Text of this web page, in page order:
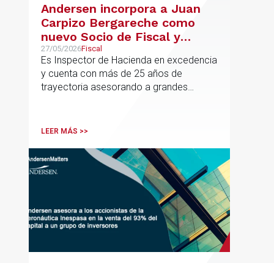
Andersen incorpora a Juan
Carpizo Bergareche como
nuevo Socio de Fiscal y
responsable de la práctica
ibérica de Fiscalidad Local
27/05/2026Fiscal
Es Inspector de Hacienda en excedencia
y cuenta con más de 25 años de
trayectoria asesorando a grandes
principalmente en los sectores
medioambiental
LEER MÁS >>